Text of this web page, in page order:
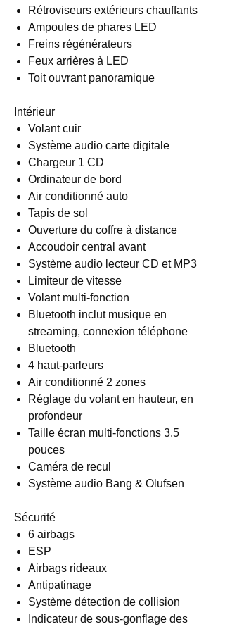
Rétroviseurs extérieurs chauffants
Ampoules de phares LED
Freins régénérateurs
Feux arrières à LED
Toit ouvrant panoramique
Intérieur
Volant cuir
Système audio carte digitale
Chargeur 1 CD
Ordinateur de bord
Air conditionné auto
Tapis de sol
Ouverture du coffre à distance
Accoudoir central avant
Système audio lecteur CD et MP3
Limiteur de vitesse
Volant multi-fonction
Bluetooth inclut musique en
streaming, connexion téléphone
Bluetooth
4 haut-parleurs
Air conditionné 2 zones
Réglage du volant en hauteur, en
profondeur
Taille écran multi-fonctions 3.5
pouces
Caméra de recul
Système audio Bang & Olufsen
Sécurité
6 airbags
ESP
Airbags rideaux
Antipatinage
Système détection de collision
Indicateur de sous-gonflage des